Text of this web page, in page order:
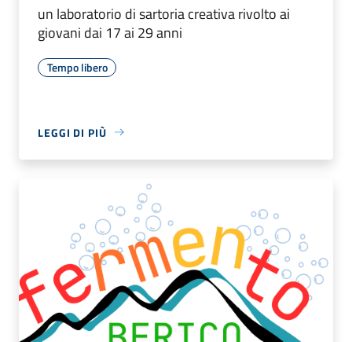
un laboratorio di sartoria creativa rivolto ai
giovani dai 17 ai 29 anni
Tempo libero
LEGGI DI PIÙ